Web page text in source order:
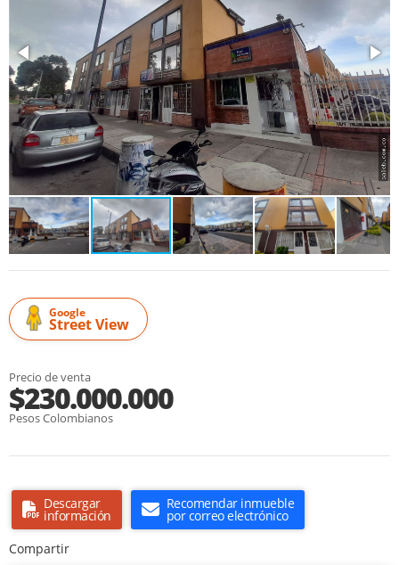
Google
Street View
Precio de venta
$230.000.000
Pesos Colombianos
Descargar
información
Recomendar inmueble
por correo electrónico
Compartir